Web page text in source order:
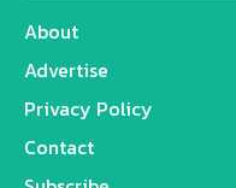
About
Advertise
Privacy Policy
Contact